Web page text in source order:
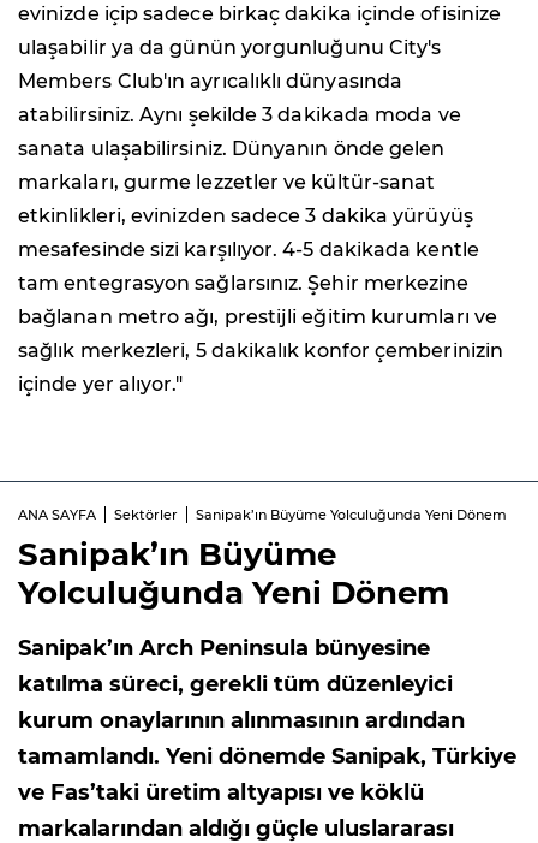
evinizde içip sadece birkaç dakika içinde ofisinize
ulaşabilir ya da günün yorgunluğunu City's
Members Club'ın ayrıcalıklı dünyasında
atabilirsiniz. Aynı şekilde 3 dakikada moda ve
sanata ulaşabilirsiniz. Dünyanın önde gelen
markaları, gurme lezzetler ve kültür-sanat
etkinlikleri, evinizden sadece 3 dakika yürüyüş
mesafesinde sizi karşılıyor. 4-5 dakikada kentle
tam entegrasyon sağlarsınız. Şehir merkezine
bağlanan metro ağı, prestijli eğitim kurumları ve
sağlık merkezleri, 5 dakikalık konfor çemberinizin
içinde yer alıyor."
ANA SAYFA Sektörler Sanipak’ın Büyüme Yolculuğunda Yeni Dönem
Sanipak’ın Büyüme
Yolculuğunda Yeni Dönem
Sanipak’ın Arch Peninsula bünyesine
katılma süreci, gerekli tüm düzenleyici
kurum onaylarının alınmasının ardından
tamamlandı. Yeni dönemde Sanipak, Türkiye
ve Fas’taki üretim altyapısı ve köklü
markalarından aldığı güçle uluslararası